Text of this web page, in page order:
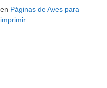
en Páginas de Aves para
imprimir